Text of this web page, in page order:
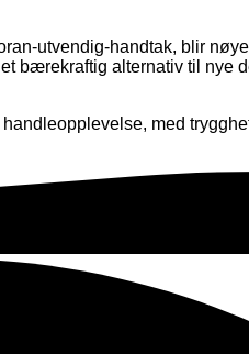
utvendig-handtak, blir
bærekraftig alternativ til nye
med